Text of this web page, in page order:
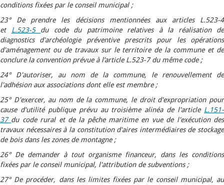
conditions fixées par le conseil municipal ;
23° De prendre les décisions mentionnées aux articles L.523-4
et L.523-5 du code du patrimoine relatives à la réalisation de
diagnostics d'archéologie préventive prescrits pour les opérations
d'aménagement ou de travaux sur le territoire de la commune et de
conclure la convention prévue à l’article L.523-7 du même code ;
24° D'autoriser, au nom de la commune, le renouvellement de
l'adhésion aux associations dont elle est membre ;
25° D'exercer, au nom de la commune, le droit d'expropriation pour
cause d'utilité publique prévu au troisième alinéa de l'article L.151-
37 du code rural et de la pêche maritime en vue de l'exécution des
travaux nécessaires à la constitution d'aires intermédiaires de stockage
de bois dans les zones de montagne ;
26° De demander à tout organisme financeur, dans les conditions
fixées par le conseil municipal, l'attribution de subventions ;
27° De procéder, dans les limites fixées par le conseil municipal, au